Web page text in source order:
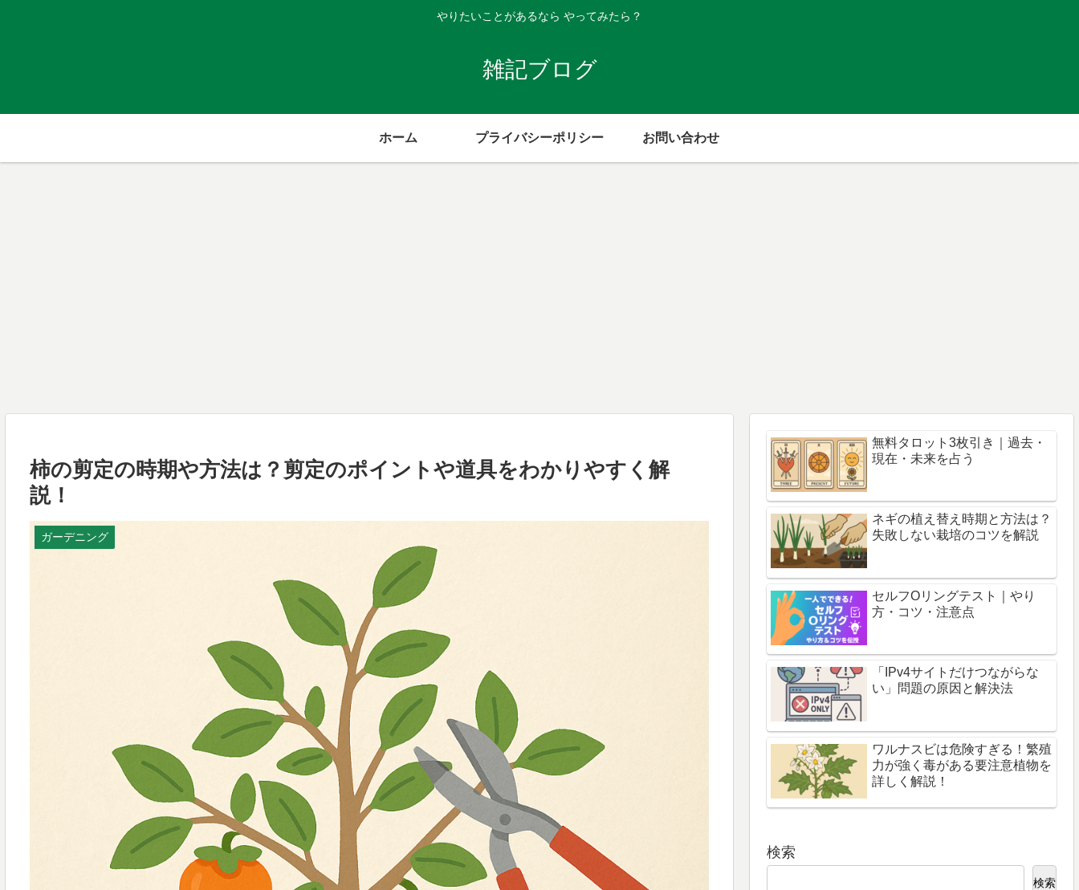
やりたいことがあるなら やってみたら？
雑記ブログ
ホーム プライバシーポリシー お問い合わせ
柿の剪定の時期や方法は？剪定のポイントや道具をわかりやすく解
説！
ガーデニング
無料タロット3枚引き｜過去・
現在・未来を占う
ネギの植え替え時期と方法は？
失敗しない栽培のコツを解説
セルフOリングテスト｜やり
方・コツ・注意点
「IPv4サイトだけつながらな
い」問題の原因と解決法
ワルナスビは危険すぎる！繁殖
力が強く毒がある要注意植物を
詳しく解説！
検索
検索